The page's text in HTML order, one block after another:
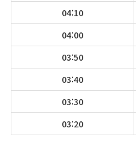
04:10
04:00
03:50
03:40
03:30
03:20